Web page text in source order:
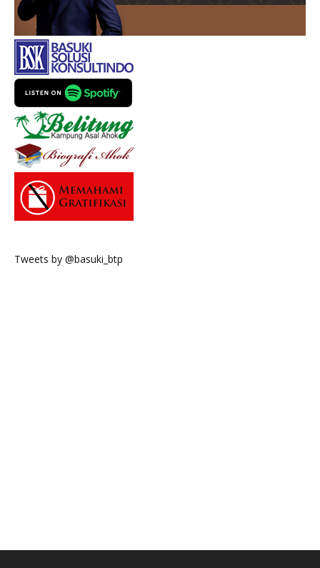
Tweets by @basuki_btp